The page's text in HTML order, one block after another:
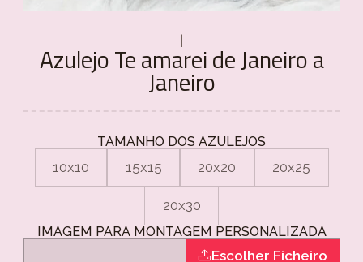
Azulejo Te amarei de Janeiro a
Janeiro
TAMANHO DOS AZULEJOS
10x10 15x15 20x20 20x25
20x30
IMAGEM PARA MONTAGEM PERSONALIZADA
Escolher Ficheiro